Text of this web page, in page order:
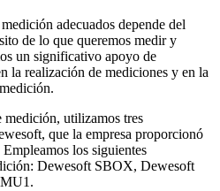
adecuados depende del
de lo que queremos medir y
un significativo apoyo de
la realización de mediciones y en la
medición, utilizamos tres
que la empresa proporcionó
los siguientes
Dewesoft SBOX, Dewesoft